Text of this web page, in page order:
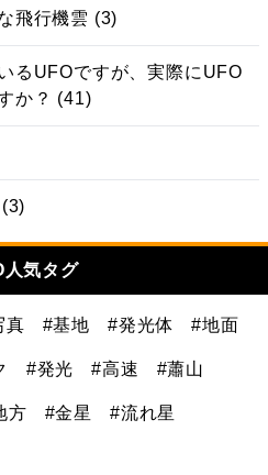
飛行機雲 (3)
るUFOですが、実際にUFO
か？ (41)
人気タグ
真 #基地 #発光体 #地面
#発光 #高速 #蕭山
方 #金星 #流れ星